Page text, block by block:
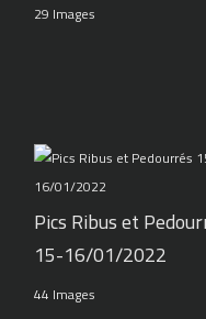
29 Images
Pics Ribus et
15-16/01/2022
44 Images